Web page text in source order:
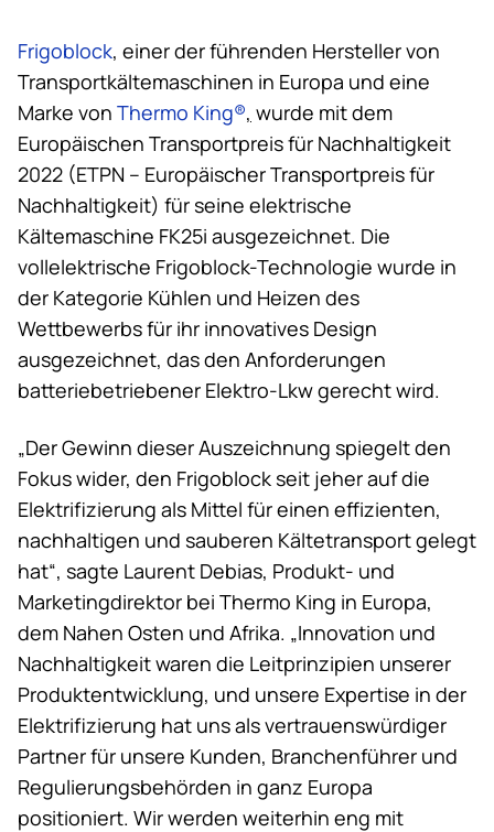
Frigoblock, einer der führenden Hersteller von
Transportkältemaschinen in Europa und eine
Marke von Thermo King®, wurde mit dem
Europäischen Transportpreis für Nachhaltigkeit
2022 (ETPN – Europäischer Transportpreis für
Nachhaltigkeit) für seine elektrische
Kältemaschine FK25i ausgezeichnet. Die
vollelektrische Frigoblock-Technologie wurde in
der Kategorie Kühlen und Heizen des
Wettbewerbs für ihr innovatives Design
ausgezeichnet, das den Anforderungen
batteriebetriebener Elektro-Lkw gerecht wird.
„Der Gewinn dieser Auszeichnung spiegelt den
Fokus wider, den Frigoblock seit jeher auf die
Elektrifizierung als Mittel für einen effizienten,
nachhaltigen und sauberen Kältetransport gelegt
hat“, sagte Laurent Debias, Produkt- und
Marketingdirektor bei Thermo King in Europa,
dem Nahen Osten und Afrika. „Innovation und
Nachhaltigkeit waren die Leitprinzipien unserer
Produktentwicklung, und unsere Expertise in der
Elektrifizierung hat uns als vertrauenswürdiger
Partner für unsere Kunden, Branchenführer und
Regulierungsbehörden in ganz Europa
positioniert. Wir werden weiterhin eng mit